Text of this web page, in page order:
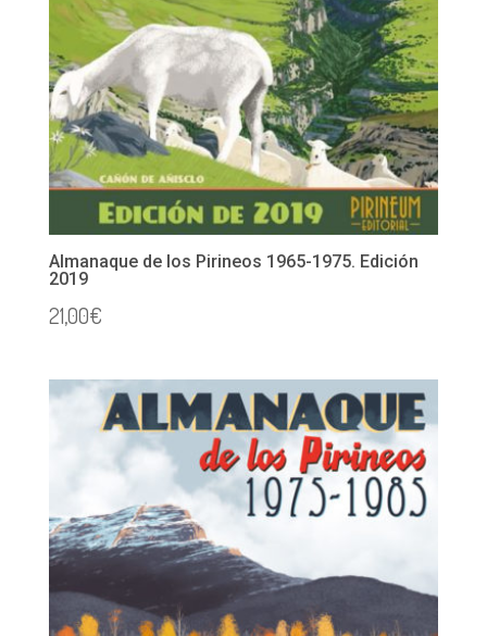
Almanaque de los Pirineos 1965-1975. Edición
2019
21,00€